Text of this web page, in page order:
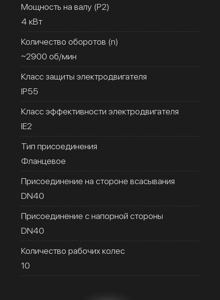
Мощность на валу (Р2)
4 кВт
Количество оборотов (n)
~2900 об/мин
Класс защиты электродвигателя
IP55
Класс эффективности электродвигателя
IE2
Тип присоединения
Фланцевое
Присоединение на стороне всасывания
DN40
Присоединение с напорной стороны
DN40
Количество рабочих колес
10